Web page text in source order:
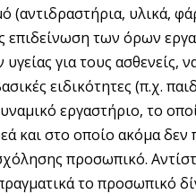
(αντιδραστήρια, υλικά,
επιδείνωση των όρων
για τους ασθενείς,
ειδικότητες (π.χ.
εργαστήριο, το
και στο οποίο ακόμα δεν
προσωπικό.
το προσωπικό